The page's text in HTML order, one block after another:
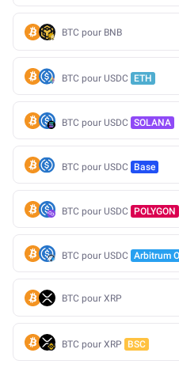
BTC pour BNB
BTC pour USDC ETH
BTC pour USDC SOLANA
BTC pour USDC Base
BTC pour USDC POLYGON
BTC pour USDC Arbitrum
BTC pour XRP
BTC pour XRP BSC